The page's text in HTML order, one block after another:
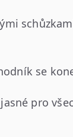
se
pro